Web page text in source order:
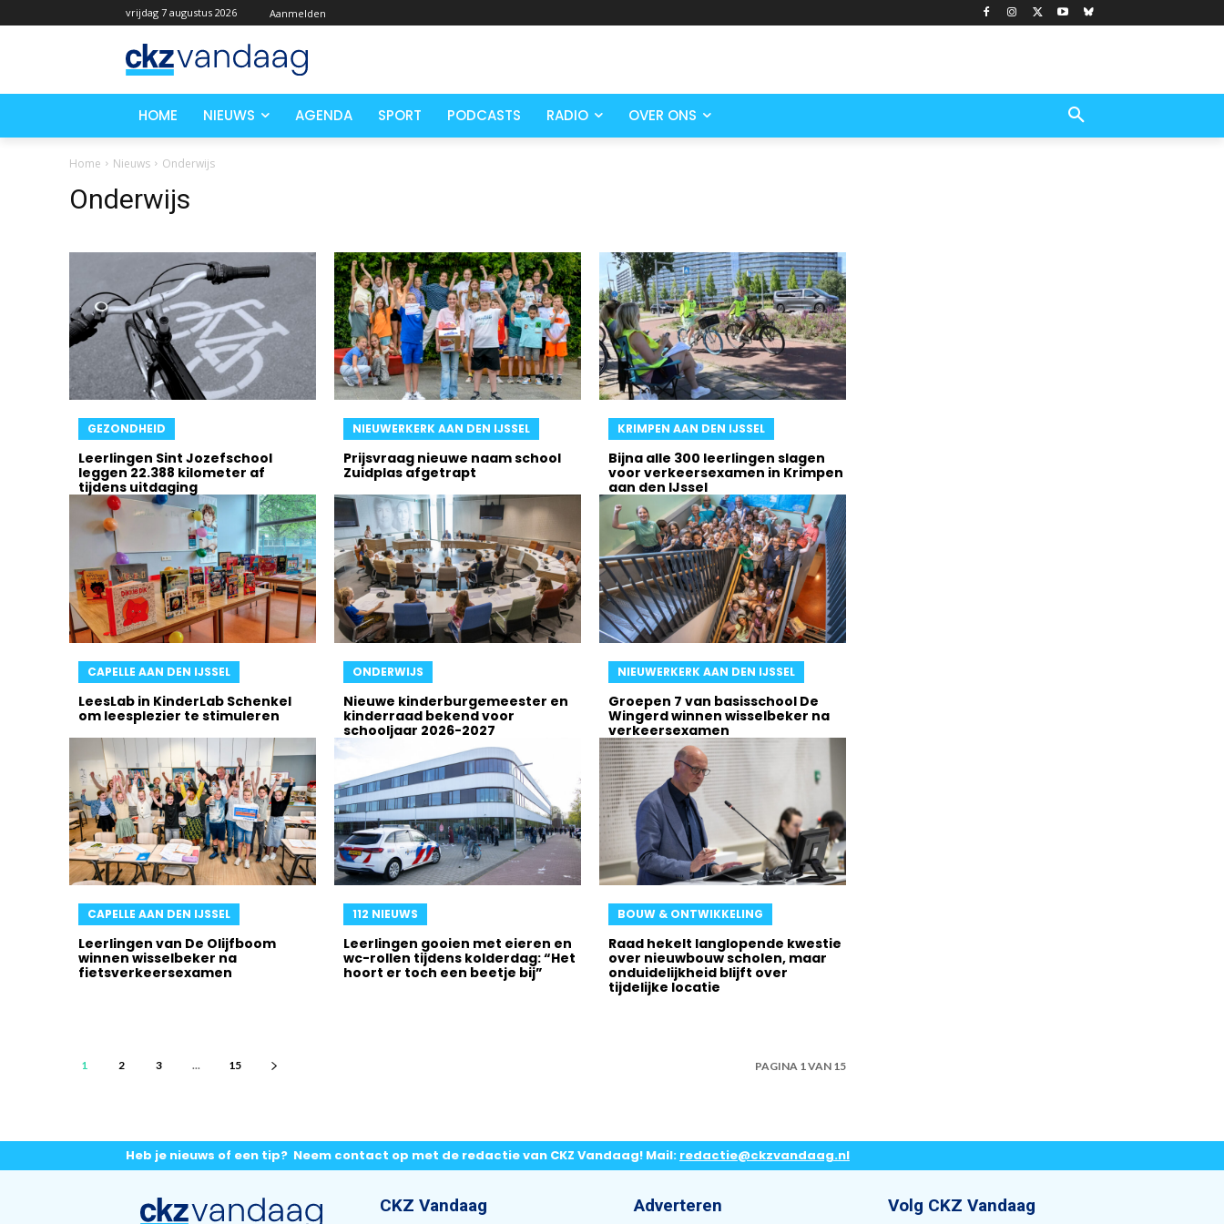
vrijdag 7 augustus 2026 Aanmelden
HOME NIEUWS AGENDA SPORT PODCASTS RADIO OVER ONS
Home Nieuws Onderwijs
Onderwijs
GEZONDHEID
Leerlingen Sint Jozefschool
leggen 22.388 kilometer af
tijdens uitdaging
NIEUWERKERK AAN DEN IJSSEL
Prijsvraag nieuwe naam school
Zuidplas afgetrapt
KRIMPEN AAN DEN IJSSEL
Bijna alle 300 leerlingen slagen
voor verkeersexamen in Krimpen
aan den IJssel
CAPELLE AAN DEN IJSSEL
LeesLab in KinderLab Schenkel
om leesplezier te stimuleren
ONDERWIJS
Nieuwe kinderburgemeester en
kinderraad bekend voor
schooljaar 2026-2027
NIEUWERKERK AAN DEN IJSSEL
Groepen 7 van basisschool De
Wingerd winnen wisselbeker na
verkeersexamen
CAPELLE AAN DEN IJSSEL
Leerlingen van De Olijfboom
winnen wisselbeker na
fietsverkeersexamen
112 NIEUWS
Leerlingen gooien met eieren en
wc-rollen tijdens kolderdag: “Het
hoort er toch een beetje bij”
BOUW & ONTWIKKELING
Raad hekelt langlopende kwestie
over nieuwbouw scholen, maar
onduidelijkheid blijft over
tijdelijke locatie
1 2 3 ... 15 PAGINA 1 VAN 15
Heb je nieuws of een tip? Neem contact op met de redactie van CKZ Vandaag! Mail: redactie@ckzvandaag.nl
CKZ Vandaag Adverteren Volg CKZ Vandaag